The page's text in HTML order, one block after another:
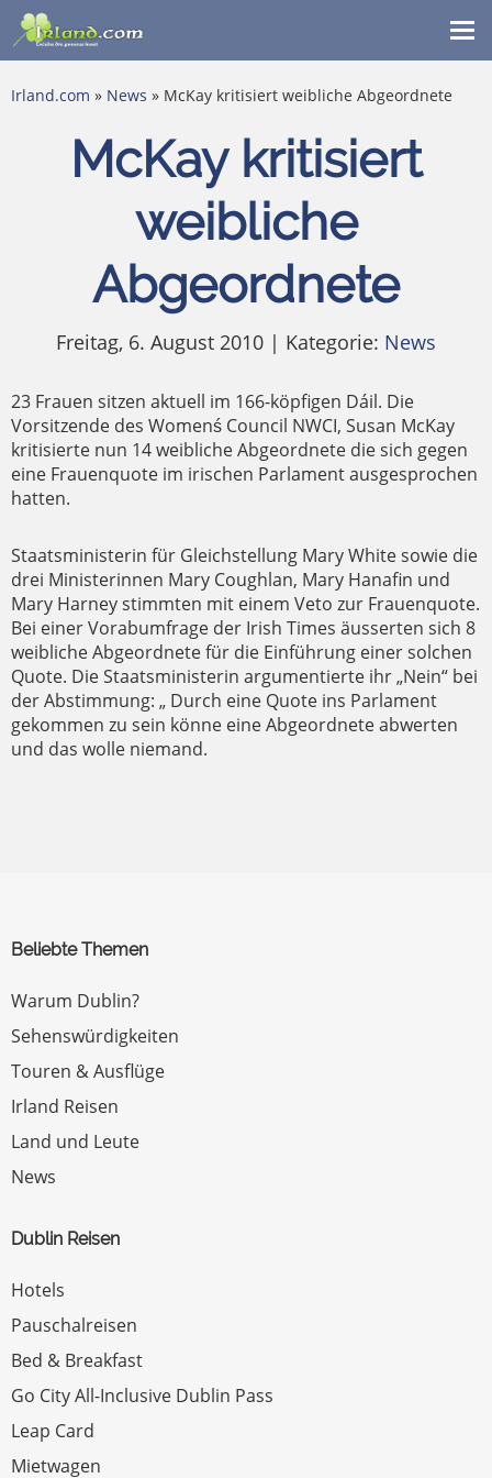
Irland.com » News » McKay kritisiert weibliche Abgeordnete
McKay kritisiert
weibliche
Abgeordnete
Freitag, 6. August 2010 | Kategorie: News
23 Frauen sitzen aktuell im 166-köpfigen Dáil. Die
Vorsitzende des Womenś Council NWCI, Susan McKay
kritisierte nun 14 weibliche Abgeordnete die sich gegen
eine Frauenquote im irischen Parlament ausgesprochen
hatten.
Staatsministerin für Gleichstellung Mary White sowie die
drei Ministerinnen Mary Coughlan, Mary Hanafin und
Mary Harney stimmten mit einem Veto zur Frauenquote.
Bei einer Vorabumfrage der Irish Times äusserten sich 8
weibliche Abgeordnete für die Einführung einer solchen
Quote. Die Staatsministerin argumentierte ihr „Nein“ bei
der Abstimmung: „ Durch eine Quote ins Parlament
gekommen zu sein könne eine Abgeordnete abwerten
und das wolle niemand.
Beliebte Themen
Warum Dublin?
Sehenswürdigkeiten
Touren & Ausflüge
Irland Reisen
Land und Leute
News
Dublin Reisen
Hotels
Pauschalreisen
Bed & Breakfast
Go City All-Inclusive Dublin Pass
Leap Card
Mietwagen